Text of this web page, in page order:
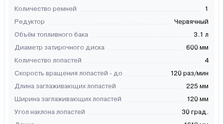
Количество ремней
1
Редуктор
Червячный
Объём топливного бака
3.1 л
Диаметр затирочного диска
600 мм
Количество лопастей
4
Скорость вращения лопастей - до
120 раз/мин
Длина заглаживающих лопастей
225 мм
Ширина заглаживающих лопастей
120 мм
Угол наклона лопастей
30 град.